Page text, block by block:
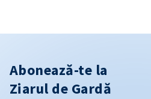
Abonează-te la
Ziarul de Gardă